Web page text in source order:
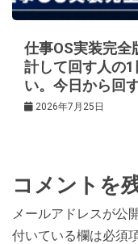
仕事OS実装完
計して回す人の
い。今日から回
2026年7月25日
コメントを
メールアドレスが公
付いている欄は必須